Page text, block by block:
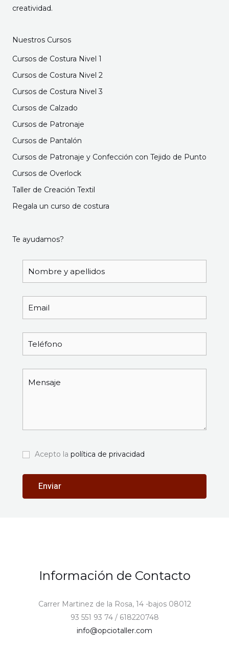
creatividad.
Nuestros Cursos
Cursos de Costura Nivel 1
Cursos de Costura Nivel 2
Cursos de Costura Nivel 3
Cursos de Calzado
Cursos de Patronaje
Cursos de Pantalón
Cursos de Patronaje y Confección con Tejido de Punto
Cursos de Overlock
Taller de Creación Textil
Regala un curso de costura
Te ayudamos?
Acepto la política de privacidad
Información de Contacto
Carrer Martinez de la Rosa, 14 -bajos 08012
93 551 93 74 / 618220748
info@opciotaller.com